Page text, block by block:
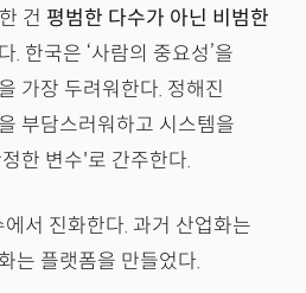
건 평범한 다수가 아닌 비범한
. 한국은 ‘사람의 중요성’을
가장 두려워한다. 정해진
부담스러워하고 시스템을
한 변수'로 간주한다.
서 진화한다. 과거 산업화는
는 플랫폼을 만들었다.